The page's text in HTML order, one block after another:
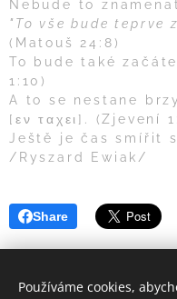
Nebude to
"To vše bude teprve
(Matouš 24:8)
To bude také
1:10)
A to se nestane
[εν ταχει]. (Zjevení
Ještě je čas smířit
/Ryszard Ewiak/
Share
Používáme cookies,